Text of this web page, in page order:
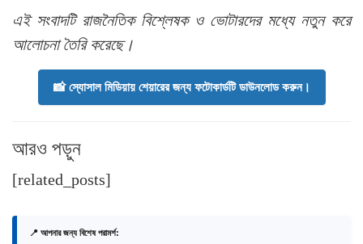
এই সংবাদটি রাজনৈতিক বিশ্লেষক ও ভোটারদের মধ্যে নতুন করে
আলোচনা তৈরি করেছে।
📸 স্যোসাল মিডিয়ায় শেয়ারের জন্য ফটোকার্ডটি ডাউনলোড করুন।
আরও পড়ুন
[related_posts]
📍 আপনার জন্য বিশেষ পরামর্শ: